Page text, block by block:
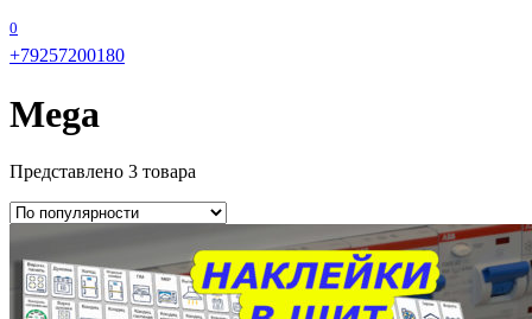
0
+79257200180
Mega
Представлено 3 товара